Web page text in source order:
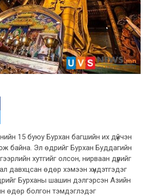
15 буюу Бурхан багшийн их дүйчэн
байна. Эл өдрийг Бурхан Буддагийн
хутгийг олсон, нирваан дүрийг
давхцсан өдөр хэмээн хүндэтгэдэг
Бурханы шашин дэлгэрсэн Азийн
өдөр болгон тэмдэглэдэг